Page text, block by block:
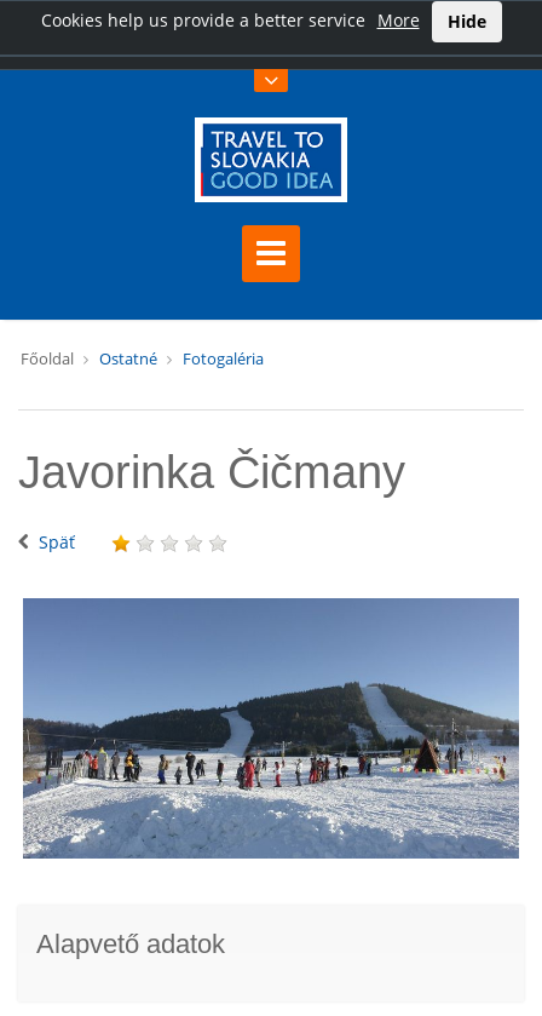
Cookies help us provide a better service More Hide
Főoldal Ostatné Fotogaléria
Javorinka Čičmany
Späť
Alapvető adatok